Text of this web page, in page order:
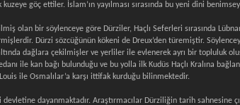
göç ettiler. İslam’ın yayılması sırasında bu yeni dini
olan bir söylenceye göre Dürziler, Haçlı Seferleri sırasında
Dürzi sözcüğünün kökeni de Dreux’den türemiştir.
dağlara çekilmişler ve yerliler ile evlenerek ayrı bir topluluk
ile kan bağı bulunduğu ve bu yolla ilk Kudüs Haçlı Kralına
ile Osmalılar’a karşı ittifak kurduğu bilinmektedir.
devletine dayanmaktadır. Araştırmacılar Dürziliğin tarih sahnesine